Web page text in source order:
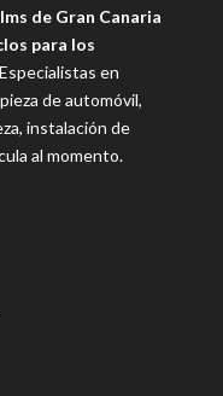
de Gran Canaria
para los
en
de automóvil,
instalación de
al momento.